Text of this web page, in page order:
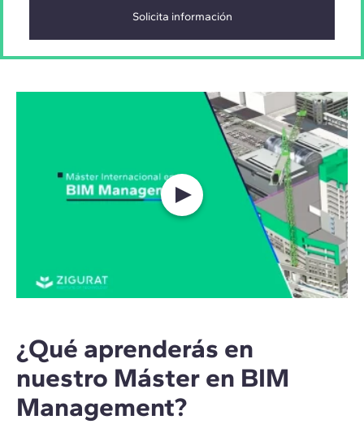
¿Qué aprenderás en
nuestro Máster en BIM
Management?